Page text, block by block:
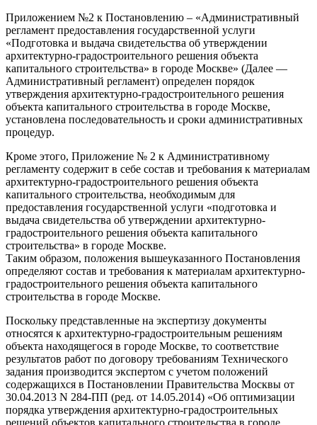
Приложением №2 к Постановлению – «Административный
регламент предоставления государственной услуги
«Подготовка и выдача свидетельства об утверждении
архитектурно-градостроительного решения объекта
капитального строительства» в городе Москве» (Далее —
Административный регламент) определен порядок
утверждения архитектурно-градостроительного решения
объекта капитального строительства в городе Москве,
установлена последовательность и сроки административных
процедур.
Кроме этого, Приложение № 2 к Административному
регламенту содержит в себе состав и требования к материалам
архитектурно-градостроительного решения объекта
капитального строительства, необходимым для
предоставления государственной услуги «подготовка и
выдача свидетельства об утверждении архитектурно-
градостроительного решения объекта капитального
строительства» в городе Москве.
Таким образом, положения вышеуказанного Постановления
определяют состав и требования к материалам архитектурно-
градостроительного решения объекта капитального
строительства в городе Москве.
Поскольку представленные на экспертизу документы
относятся к архитектурно-градостроительным решениям
объекта находящегося в городе Москве, то соответствие
результатов работ по договору требованиям Технического
задания производится экспертом с учетом положений
содержащихся в Постановлении Правительства Москвы от
30.04.2013 N 284-ПП (ред. от 14.05.2014) «Об оптимизации
порядка утверждения архитектурно-градостроительных
решений объектов капитального строительства в городе